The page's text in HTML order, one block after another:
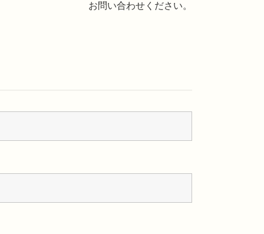
お問い合わせください。